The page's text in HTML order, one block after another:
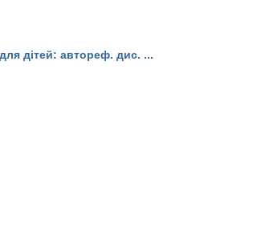
для дітей: автореф. дис. ...